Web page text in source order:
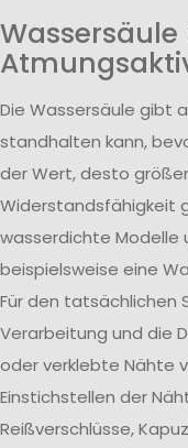
Wassersäule
Die Wassersäule gibt
standhalten kann,
der Wert, desto
Widerstandsfähigkeit
wasserdichte Modelle
beispielsweise eine
Für den tatsächlichen
Verarbeitung und die
oder verklebte Nähte
Einstichstellen der
Reißverschlüsse,